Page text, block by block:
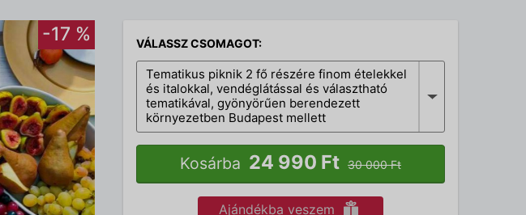
-17 % VÁLASSZ CSOMAGOT:
Tematikus piknik 2 fő részére finom ételekkel
és italokkal, vendéglátással és választható
tematikával, gyönyörűen berendezett
környezetben Budapest mellett
Kosárba 24 990 Ft 30 000 Ft
Ajándékba veszem